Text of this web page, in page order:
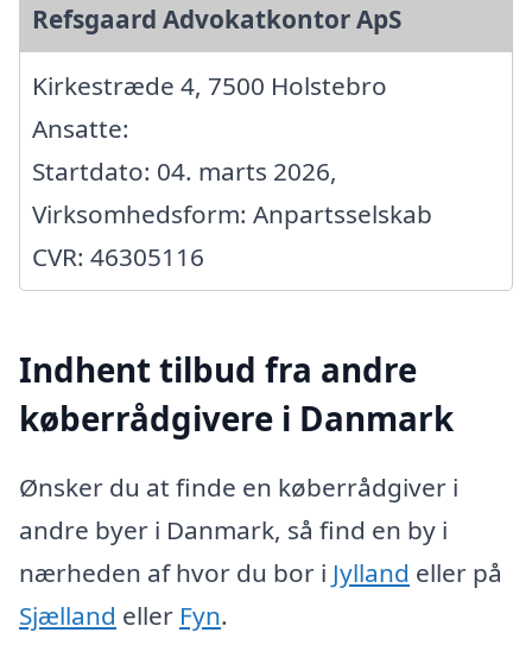
Refsgaard Advokatkontor ApS
Kirkestræde 4, 7500 Holstebro
Ansatte:
Startdato: 04. marts 2026,
Virksomhedsform: Anpartsselskab
CVR: 46305116
Indhent tilbud fra andre
køberrådgivere i Danmark
Ønsker du at finde en køberrådgiver i
andre byer i Danmark, så find en by i
nærheden af hvor du bor i Jylland eller på
Sjælland eller Fyn.